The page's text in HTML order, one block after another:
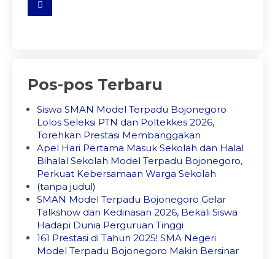
Pos-pos Terbaru
Siswa SMAN Model Terpadu Bojonegoro
Lolos Seleksi PTN dan Poltekkes 2026,
Torehkan Prestasi Membanggakan
Apel Hari Pertama Masuk Sekolah dan Halal
Bihalal Sekolah Model Terpadu Bojonegoro,
Perkuat Kebersamaan Warga Sekolah
(tanpa judul)
SMAN Model Terpadu Bojonegoro Gelar
Talkshow dan Kedinasan 2026, Bekali Siswa
Hadapi Dunia Perguruan Tinggi
161 Prestasi di Tahun 2025! SMA Negeri
Model Terpadu Bojonegoro Makin Bersinar